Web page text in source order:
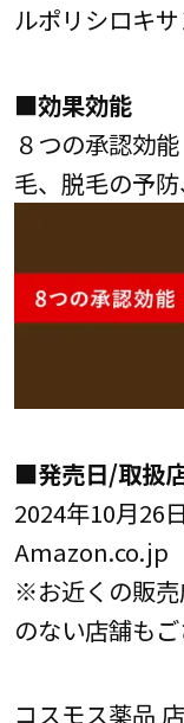
ルポリシロキ
■効果効能
８つの承認効
毛、脱毛の予
■発売日/取扱
2024年10月26
Amazon.co.jp
※お近くの販売
のない店舗もご
コスモス薬品